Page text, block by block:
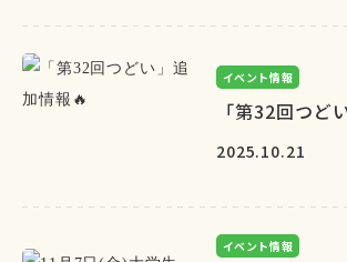
イベント情報
「第32回つど
2025.10.21
イベント情報